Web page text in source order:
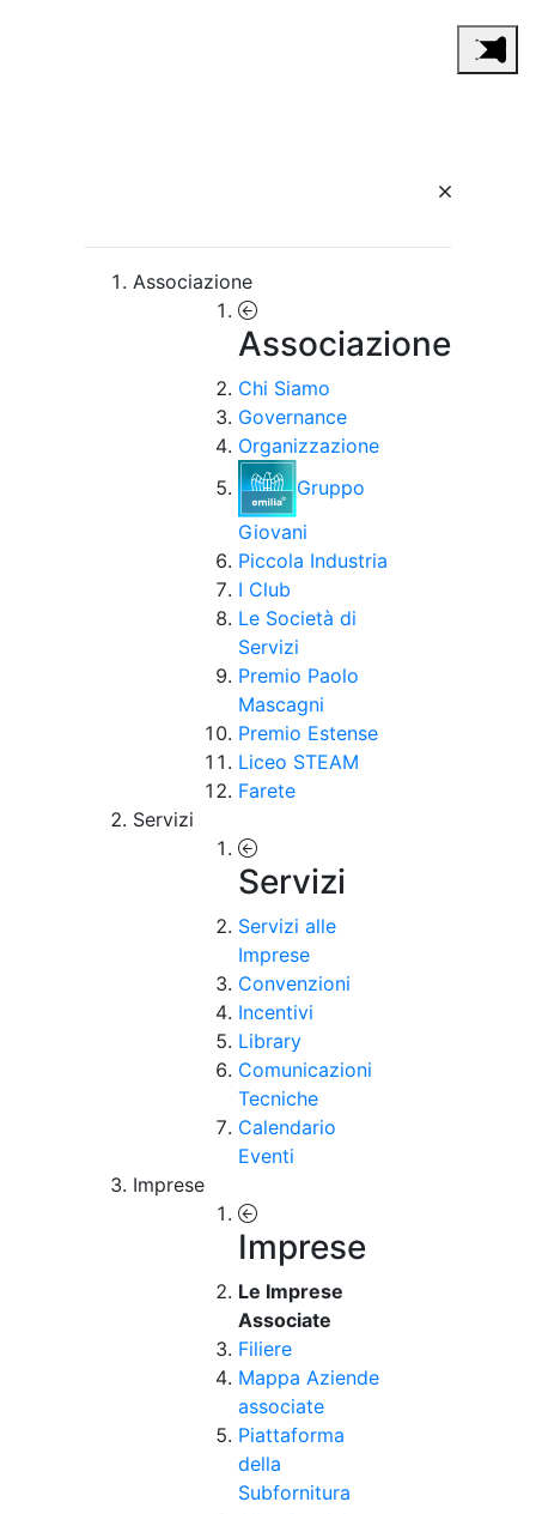
Associazione
Associazione
Chi Siamo
Governance
Organizzazione
Gruppo
Giovani
Piccola Industria
I Club
Le Società di
Servizi
Premio Paolo
Mascagni
Premio Estense
Liceo STEAM
Farete
Servizi
Servizi
Servizi alle
Imprese
Convenzioni
Incentivi
Library
Comunicazioni
Tecniche
Calendario
Eventi
Imprese
Imprese
Le Imprese
Associate
Filiere
Mappa Aziende
associate
Piattaforma
della
Subfornitura